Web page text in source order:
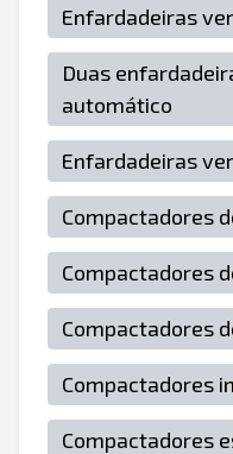
Enfardadeiras
Duas
automático
Enfardadeiras
Compactadores
Compactadores
Compactadores
Compactadores
Compactadores